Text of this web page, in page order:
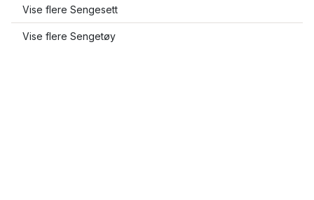
Vise flere Sengesett
Vise flere Sengetøy